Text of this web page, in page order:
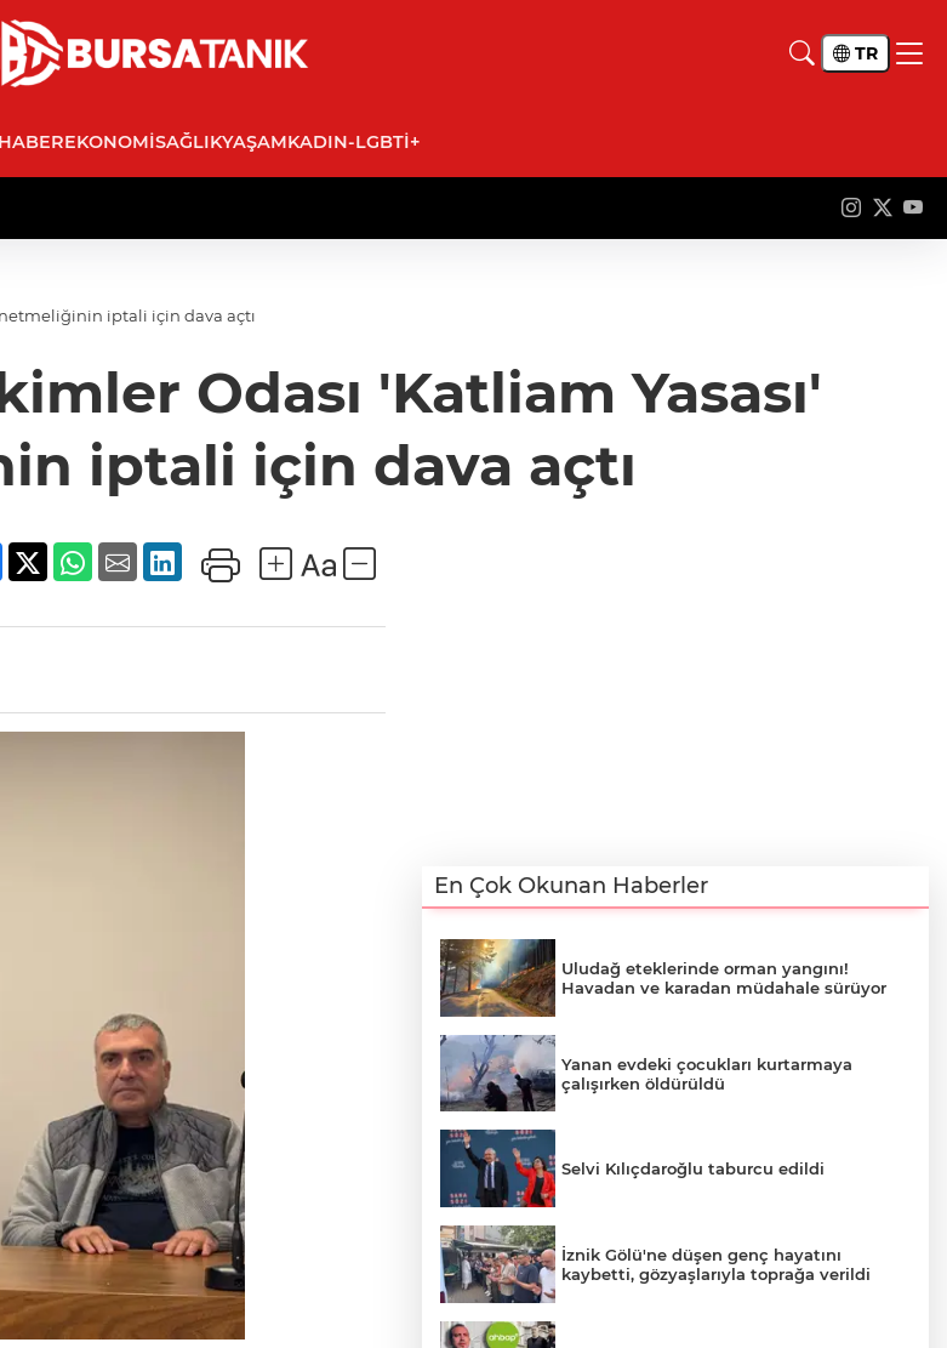
TR
EKONOMISAĞLIKYAŞAMKADIN-LGBTİ+
iptali için dava açtı
Odası 'Katliam Yasası'
iptali için dava açtı
En Çok Okunan Haberler
Uludağ eteklerinde orman yangını!
Havadan ve karadan müdahale sürüyor
Yanan evdeki çocukları kurtarmaya
çalışırken öldürüldü
Selvi Kılıçdaroğlu taburcu edildi
İznik Gölü'ne düşen genç hayatını
kaybetti, gözyaşlarıyla toprağa verildi